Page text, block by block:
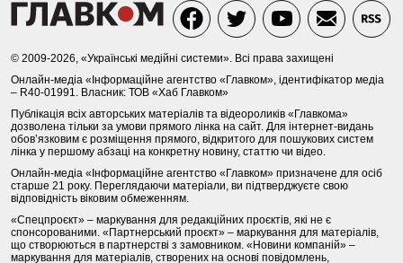
© 2009-2026, «Українські медійні системи». Всі права захищені
Онлайн-медіа «Інформаційне агентство «Главком», ідентифікатор медіа
– R40-01991. Власник: ТОВ «Хаб Главком»
Публікація всіх авторських матеріалів та відеороликів «Главкома»
дозволена тільки за умови прямого лінка на сайт. Для інтернет-видань
обов’язковим є розміщення прямого, відкритого для пошукових систем
лінка у першому абзаці на конкретну новину, статтю чи відео.
Онлайн-медіа «Інформаційне агентство «Главком» призначене для осіб
старше 21 року. Переглядаючи матеріали, ви підтверджуєте свою
відповідність віковим обмеженням.
«Спецпроєкт» – маркування для редакційних проєктів, які не є
спонсорованими. «Партнерський проєкт» – маркування для матеріалів,
що створюються в партнерстві з замовником. «Новини компаній» –
маркування для матеріалів, створених на основі повідомлень,